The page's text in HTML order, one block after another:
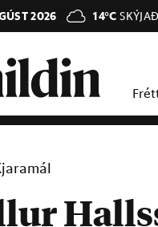
2026 14°C SKÝJAÐ